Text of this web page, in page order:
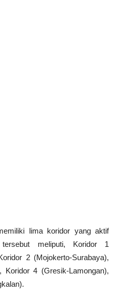
lima koridor yang aktif
tersebut meliputi, Koridor 1
2 (Mojokerto-Surabaya),
Koridor 4 (Gresik-Lamongan),